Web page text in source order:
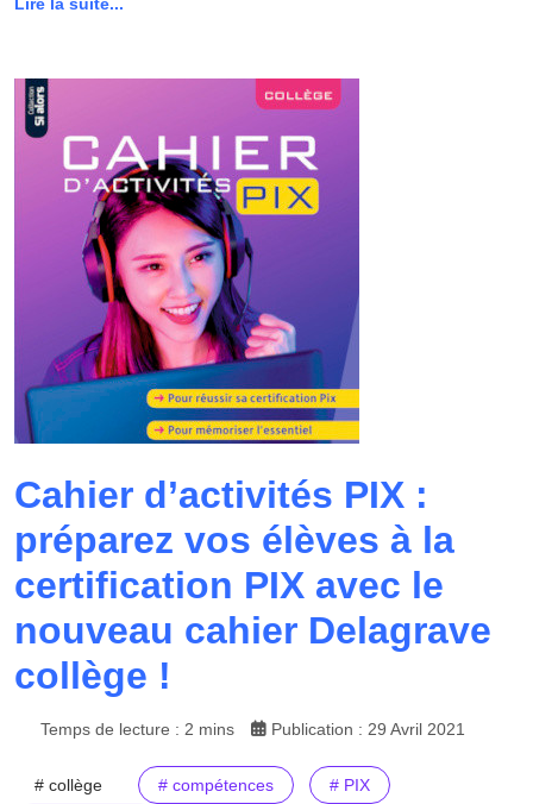
Cahier d’activités PIX :
préparez vos élèves à la
certification PIX avec le
nouveau cahier Delagrave
collège !
Temps de lecture : 2 mins Publication : 29 Avril 2021
# collège # compétences # PIX